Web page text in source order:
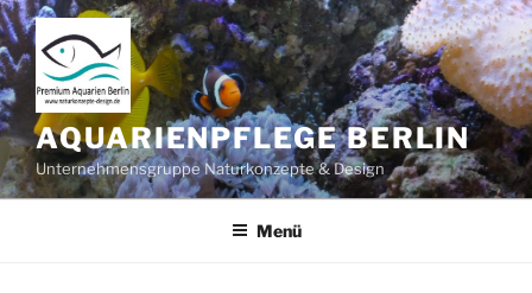
Zum
Inhalt
springen
AQUARIENPFLEGE BERLIN
Unternehmensgruppe Naturkonzepte & Design
Menü